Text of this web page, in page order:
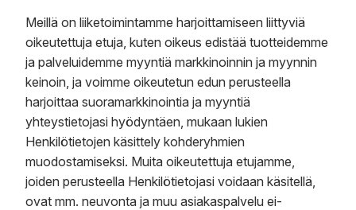
Meillä on liiketoimintamme harjoittamiseen liittyviä
oikeutettuja etuja, kuten oikeus edistää tuotteidemme
ja palveluidemme myyntiä markkinoinnin ja myynnin
keinoin, ja voimme oikeutetun edun perusteella
harjoittaa suoramarkkinointia ja myyntiä
yhteystietojasi hyödyntäen, mukaan lukien
Henkilötietojen käsittely kohderyhmien
muodostamiseksi. Muita oikeutettuja etujamme,
joiden perusteella Henkilötietojasi voidaan käsitellä,
ovat mm. neuvonta ja muu asiakaspalvelu ei-